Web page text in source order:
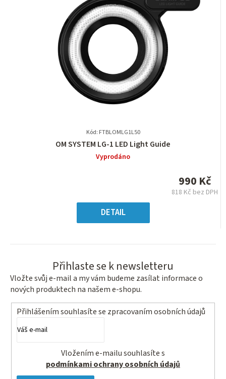
Kód: FTBLOMLG1L50
Průměrné
hodnocení
5
hvězdiček.
OM SYSTEM LG-1 LED Light Guide
Vyprodáno
990 Kč
818 Kč bez DPH
DETAIL
Přihlaste se k newsletteru
Vložte svůj e-mail a my vám budeme zasílat informace o
nových produktech na našem e-shopu.
Přihlášením souhlasíte se zpracovaním osobních údajů
podmínkami ochrany osobních údajů